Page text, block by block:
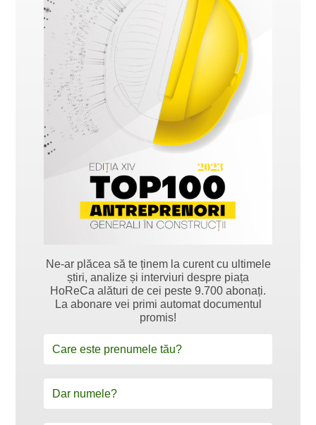
Ne-ar plăcea să te ținem la curent cu ultimele
știri, analize și interviuri despre piața
HoReCa alături de cei peste 9.700 abonați.
La abonare vei primi automat documentul
promis!